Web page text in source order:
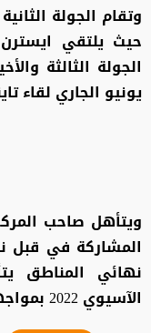
وتقام الجولة
حيث يلتقي
يونيو الجاري لقاء
ويتأهل صاحب
المشاركة في قبل
نهائي المناطق
الآسيوي 2022 بمواجهة بطل منطقة الغرب.